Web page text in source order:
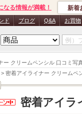
ー クリームペンシル 口コミ写
> 密着アイライナー クリームペ
なる情報が満載！ 新着
ド ブログ Q&A お買物
密着アイラ